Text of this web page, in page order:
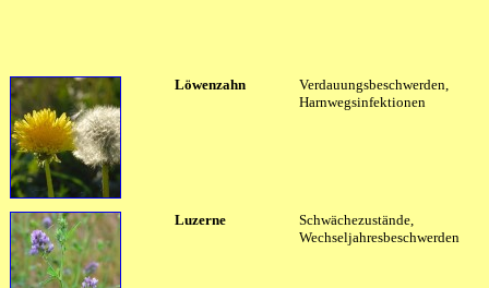
Löwenzahn
Verdauungsbeschwerden,
Harnwegsinfektionen
Luzerne
Schwächezustände,
Wechseljahresbeschwerden